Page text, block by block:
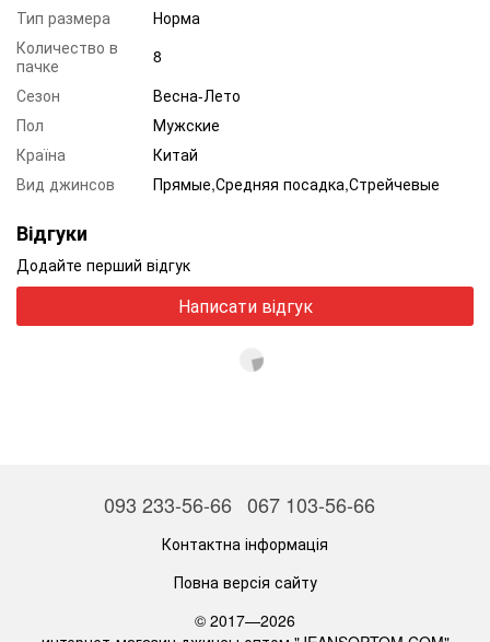
Тип размера
Норма
Количество в
пачке
8
Сезон
Весна-Лето
Пол
Мужские
Країна
Китай
Вид джинсов
Прямые,Средняя посадка,Стрейчевые
Відгуки
Додайте перший відгук
Написати відгук
093 233-56-66 067 103-56-66
Контактна інформація
Повна версія сайту
© 2017—2026